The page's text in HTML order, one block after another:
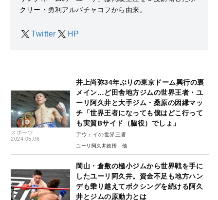
クサー・勇利アルバチャコフから由来。
Twitter HP
スポーツ
2024.05.06
井上尚弥34年ぶりの東京ドーム興行の裏
メイン…ど田舎地方ジムの世界王者・ユ
ーリ阿久井と大手ジム・桑原の因縁マッ
チ「世界王者になっても僕はどこ行って
も実質Bサイド（脇役）でしょ」
アウェイの世界王者
ユーリ阿久井政悟
岡山・倉敷の極小ジムから世界戦を手に
したユーリ阿久井。資金不足も地方ハン
デも乗り越えてボクシングを続ける阿久
井とジムの原動力とは